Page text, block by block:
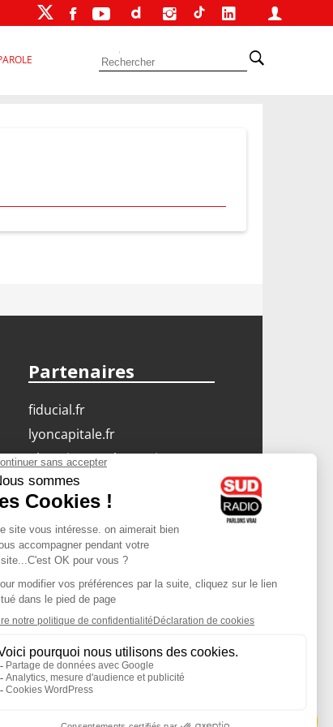
Partenaires
fiducial.fr
lyoncapitale.fr
olympique-et-lyonnais.com
L'application Iphone
/ Android
Téléchargez l'application
Les cookies
Gestion des cookies